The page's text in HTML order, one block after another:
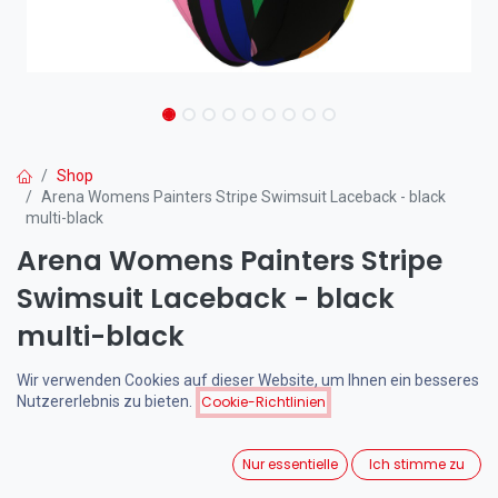
Shop
Arena Womens Painters Stripe Swimsuit Laceback - black
multi-black
Arena Womens Painters Stripe
Swimsuit Laceback - black
multi-black
(0 Rezension)
Der Arena Womens Painters Stripe Swimsuit Laceback überzeugt
MaxLife-Technologie für optimale Chlorbeständigkeit. Das
hochwertige Lace-Back-Design kombiniert athletische
Wir verwenden Cookies auf dieser Website, um Ihnen ein besseres
Nutzererlebnis zu bieten.
Cookie-Richtlinien
Nur essentielle Ich stimme zu